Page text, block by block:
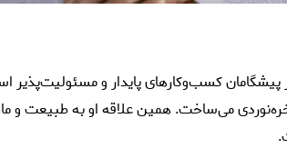
پیشگامان کسب‌وکارهایپایدار
می‌ساخت. همین علاقه او به طبیعت و